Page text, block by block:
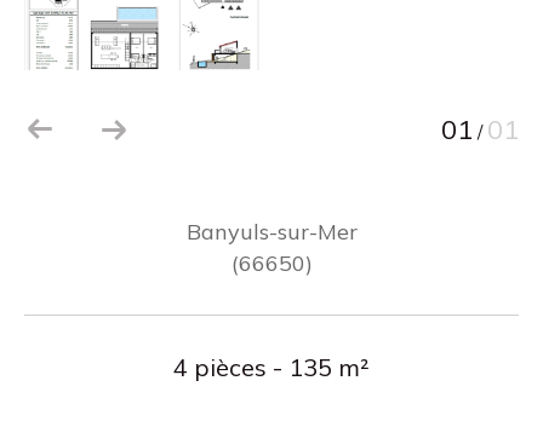
01 / 01
Banyuls-sur-Mer
(66650)
4 pièces - 135 m²